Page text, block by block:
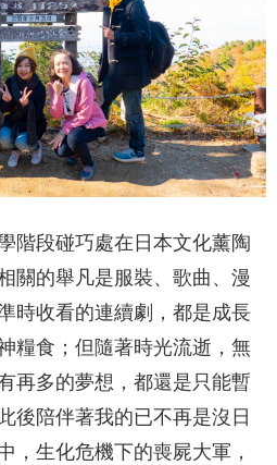
階段碰巧處在日本文化薰陶
關的舉凡是服裝、歌曲、漫
時收看的連續劇，都是成長
糧食；但隨著時光流逝，無
再多的夢想，都還是只能暫
後陪伴著我的已不再是沒日
，生化危機下的喪屍大軍，